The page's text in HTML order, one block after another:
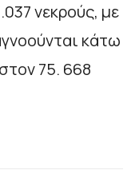
νεκρούς, με
κάτω
75. 668